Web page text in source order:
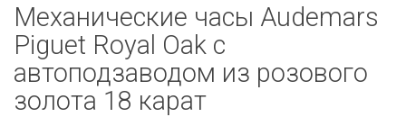
Механические часы Audemars
Piguet Royal Oak с
автоподзаводом из розового
золота 18 карат